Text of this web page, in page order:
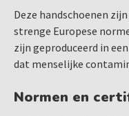
Deze handschoenen
strenge Europese
zijn geproduceerd in
dat menselijke
Normen en